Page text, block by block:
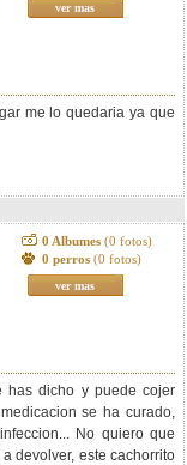
ver mas
me lo quedaria ya que
0 Albumes (0 fotos)
0 perros (0 fotos)
ver mas
has dicho y puede cojer
se ha curado,
No quiero que
devolver, este cachorrito